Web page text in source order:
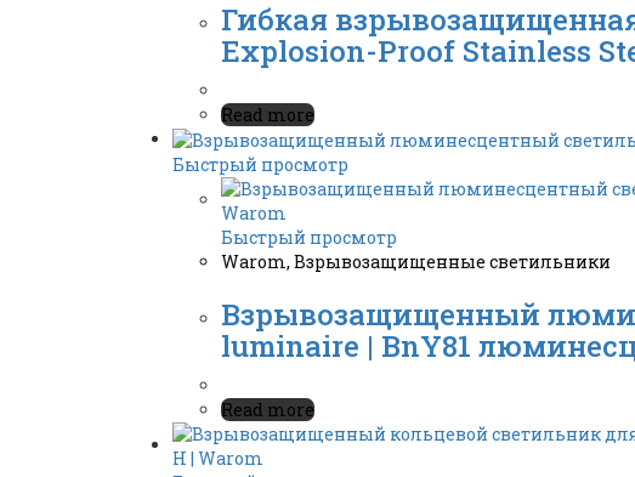
Гибкая
Explosion-Proof Stainless
Read more
Быстрый просмотр
Быстрый просмотр
Warom, Взрывозащищенные светильники
Взрывозащищенный
luminaire | BnY81
Read more